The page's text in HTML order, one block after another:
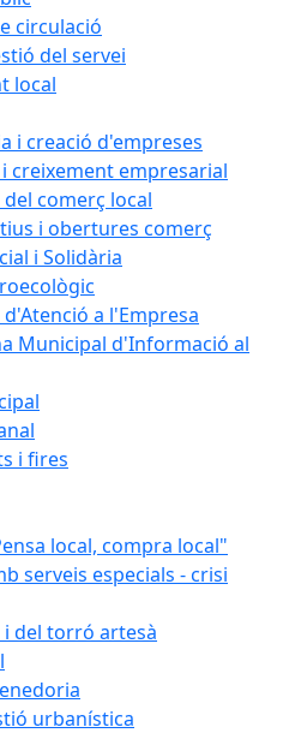
circulació
del servei
local
i creació d'empreses
creixement empresarial
comerç local
i obertures comerç
i Solidària
d'Atenció a l'Empresa
Municipal d'Informació al
i fires
local, compra local"
serveis especials - crisi
i del torró artesà
urbanística